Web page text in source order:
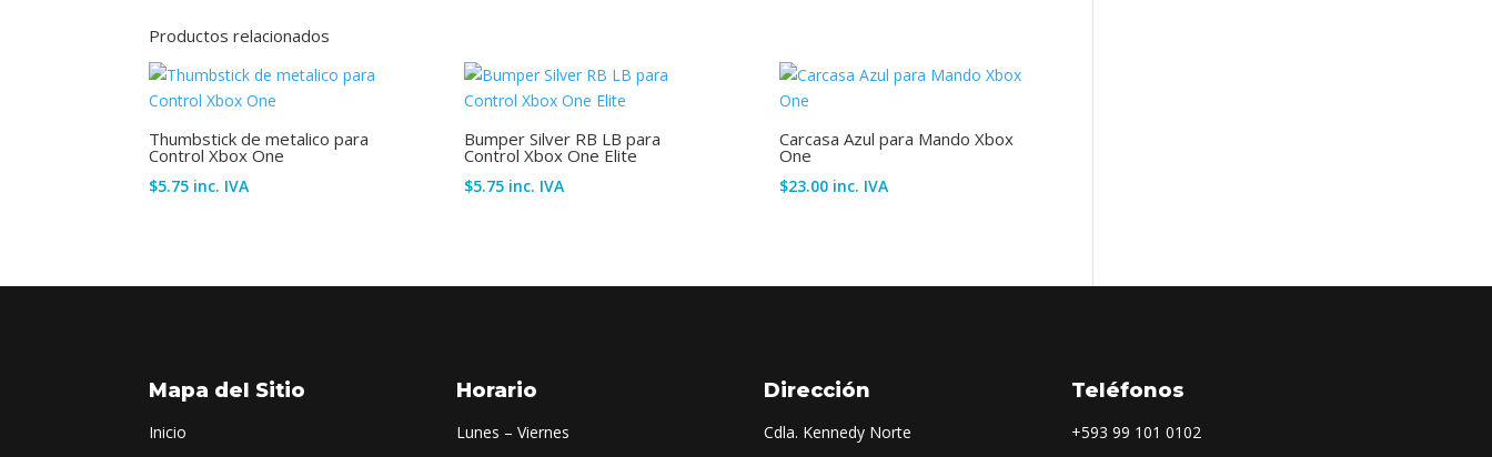
Productos relacionados
Thumbstick de metalico para
Control Xbox One
$5.75 inc. IVA
Bumper Silver RB LB para
Control Xbox One Elite
$5.75 inc. IVA
Carcasa Azul para Mando Xbox
One
$23.00 inc. IVA
Mapa del Sitio
Inicio
Horario
Lunes – Viernes
Dirección
Cdla. Kennedy Norte
Teléfonos
+593 99 101 0102